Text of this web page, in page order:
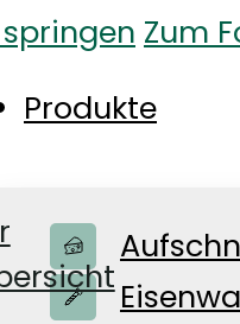
Zum
Produkte